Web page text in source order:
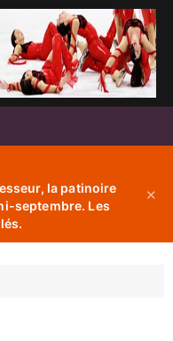
la patinoire
septembre. Les
✕